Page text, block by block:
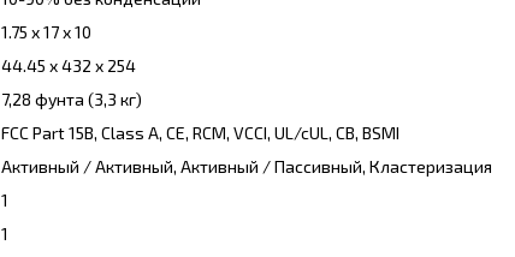
1.75 x 17 x 10
44.45 x 432 x 254
7,28 фунта (3,3 кг)
FCC Part 15B, Class A, CE, RCM, VCCI, UL/cUL, CB, BSMI
Активный / Активный, Активный / Пассивный, Кластеризация
1
1